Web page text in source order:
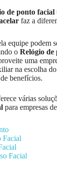
de ponto facial
faz a
equipe podem
o Relógio de
uma
na escolha
benefícios.
várias
para empresas de
Facial
Facial